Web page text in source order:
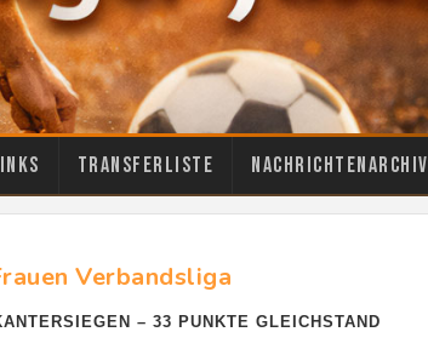
Transferliste Nachrichtenarchiv
Verbandsliga
– 33 PUNKTE GLEICHSTAND